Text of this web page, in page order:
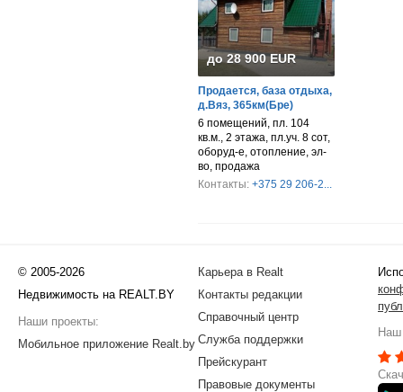
до 28 900 EUR
Продается, база отдыха,
д.Вяз, 365км(Бре)
6 помещений, пл. 104
кв.м., 2 этажа, пл.уч. 8 сот,
оборуд-е, отопление, эл-
во, продажа
Контакты: +375 29 206-2...
© 2005-2026
Недвижимость на REALT.BY
Наши проекты:
Мобильное приложение Realt.by
Карьера в Realt
Контакты редакции
Справочный центр
Служба поддержки
Прейскурант
Правовые документы
Наш